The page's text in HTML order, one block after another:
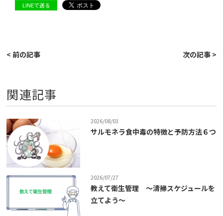
LINEで送る
< 前の記事 次の記事 >
関連記事
2026/08/03
サルモネラ食中毒の特徴と予防方法６つ
2026/07/27
教えて衛生管理 ～清掃スケジュールを
立てよう～